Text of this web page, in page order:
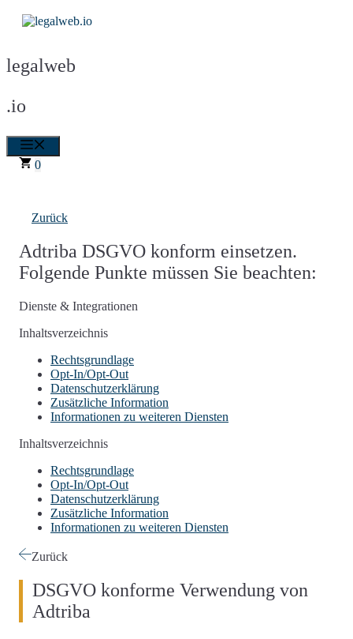
Zum
Inhalt
legalweb
.io
0
Zurück
Adtriba DSGVO konform einsetzen.
Folgende Punkte müssen Sie beachten:
Dienste & Integrationen
Inhaltsverzeichnis
Rechtsgrundlage
Opt-In/Opt-Out
Datenschutzerklärung
Zusätzliche Information
Informationen zu weiteren Diensten
Inhaltsverzeichnis
Rechtsgrundlage
Opt-In/Opt-Out
Datenschutzerklärung
Zusätzliche Information
Informationen zu weiteren Diensten
Zurück
DSGVO konforme Verwendung von
Adtriba